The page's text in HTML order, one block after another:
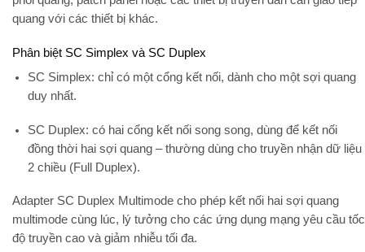
quang với các thiết bị khác.
Phân biệt SC Simplex và SC Duplex
SC Simplex: chỉ có một cổng kết nối, dành cho một sợi quang
duy nhất.
SC Duplex: có hai cổng kết nối song song, dùng để kết nối
đồng thời hai sợi quang – thường dùng cho truyền nhận dữ liệu
2 chiều (Full Duplex).
Adapter SC Duplex Multimode cho phép kết nối hai sợi quang
multimode cùng lúc, lý tưởng cho các ứng dụng mạng yêu cầu tốc
độ truyền cao và giảm nhiễu tối đa.